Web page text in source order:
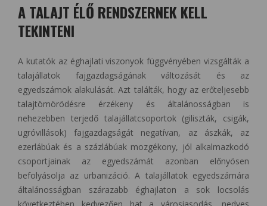
A TALAJT ÉLŐ RENDSZERNEK KELL
TEKINTENI
A kutatók az éghajlati viszonyok függvényében vizsgálták a
talajállatok fajgazdagságának változását és az
egyedszámok alakulását. Azt találták, hogy az erőteljesebb
talajtömörödésre érzékeny és általánosságban is
nehezebben terjedő talajállatcsoportok (giliszták, csigák,
ugróvillások) fajgazdagságát negatívan, az ászkák, az
ezerlábúak és a százlábúak mozgékony, jól alkalmazkodó
csoportjainak az egyedszámát azonban előnyösen
befolyásolja az urbanizáció. A talajállatok egyedszámára
általánosságban szárazabb éghajlaton a sok locsolás